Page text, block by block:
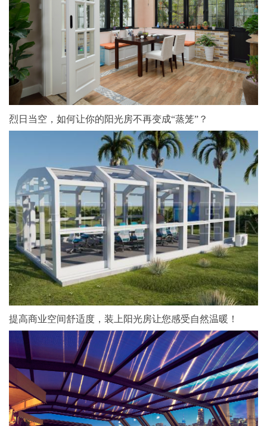
烈日当空，如何让你的阳光房不再变成“蒸笼”？
提高商业空间舒适度，装上阳光房让您感受自然温暖！